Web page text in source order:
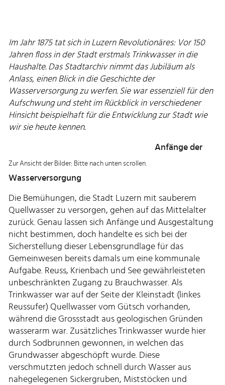
Im Jahr 1875 tat sich in Luzern Revolutionäres: Vor 150
Jahren floss in der Stadt erstmals Trinkwasser in die
Haushalte. Das Stadtarchiv nimmt das Jubiläum als
Anlass, einen Blick in die Geschichte der
Wasserversorgung zu werfen. Sie war essenziell für den
Aufschwung und steht im Rückblick in verschiedener
Hinsicht beispielhaft für die Entwicklung zur Stadt wie
wir sie heute kennen.
Zur Ansicht der Bilder: Bitte nach unten scrollen.
Anfänge der
Wasserversorgung
Die Bemühungen, die Stadt Luzern mit sauberem
Quellwasser zu versorgen, gehen auf das Mittelalter
zurück. Genau lassen sich Anfänge und Ausgestaltung
nicht bestimmen, doch handelte es sich bei der
Sicherstellung dieser Lebensgrundlage für das
Gemeinwesen bereits damals um eine kommunale
Aufgabe. Reuss, Krienbach und See gewährleisteten
unbeschränkten Zugang zu Brauchwasser. Als
Trinkwasser war auf der Seite der Kleinstadt (linkes
Reussufer) Quellwasser vom Gütsch vorhanden,
während die Grossstadt aus geologischen Gründen
wasserarm war. Zusätzliches Trinkwasser wurde hier
durch Sodbrunnen gewonnen, in welchen das
Grundwasser abgeschöpft wurde. Diese
verschmutzten jedoch schnell durch Wasser aus
nahegelegenen Sickergruben, Miststöcken und